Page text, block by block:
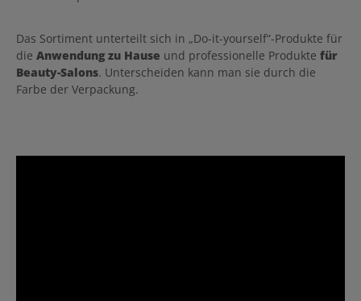
Das Sortiment unterteilt sich in „Do-it-yourself“-Produkte für
die Anwendung zu Hause und professionelle Produkte für
Beauty-Salons. Unterscheiden kann man sie durch die
Farbe der Verpackung.